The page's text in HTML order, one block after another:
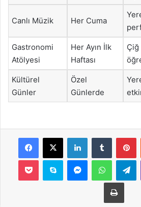
Canlı Müzik Her Cuma
Gastronomi
Atölyesi
Her Ayın İlk
Haftası
Çiğ
Kültürel
Günler
Özel
Günlerde
Facebook
X LinkedInTumblr
Pocket Skype Messenger